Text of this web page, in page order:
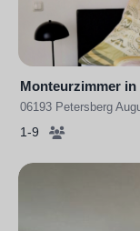
Monteurzimmer in
06193 Petersberg
1-9